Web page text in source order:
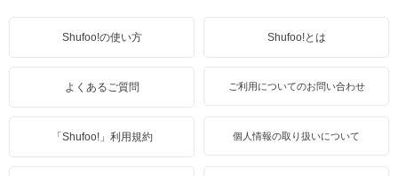
Shufoo!の使い方 Shufoo!とは
よくあるご質問 ご利用についてのお問い合わせ
「Shufoo!」利用規約 個人情報の取り扱いについて